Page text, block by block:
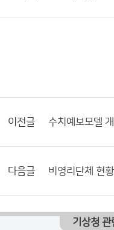
이전글 수치예보모델
다음글 비영리단체 현황
기상청 관